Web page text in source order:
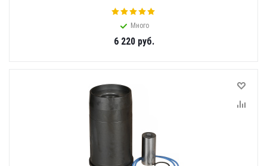
Много
6 220руб.